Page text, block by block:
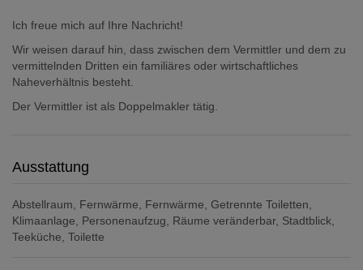
Ich freue mich auf Ihre Nachricht!
Wir weisen darauf hin, dass zwischen dem Vermittler und dem zu
vermittelnden Dritten ein familiäres oder wirtschaftliches
Naheverhältnis besteht.
Der Vermittler ist als Doppelmakler tätig.
Ausstattung
Abstellraum Fernwärme Fernwärme
Getrennte Toiletten
Klimaanlage
Personenaufzug Räume veränderbar Stadtblick
Teeküche Toilette